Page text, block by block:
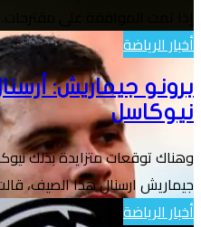
أخبار الرياضة
برونو جيماريش:
نيوكاسل
وهناك توقعات متزايدة بذلك
جيماريش ارسنال هذا الصيف،
أخبار الرياضة